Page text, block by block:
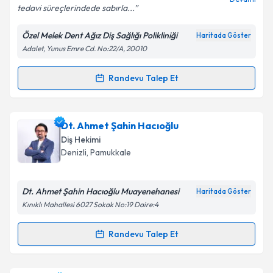
Kişisel verilerimin işlenmesine ilişkin
Aydınlatma
Metni'ni okudum ve kişisel verilerimin belirtilen
kapsamda işlenmesini kabul ediyorum.
tedavi süreçlerindede sabırla...
Özel Melek Dent Ağız Diş Sağlığı Polikliniği Haritada Göster
Adalet, Yunus Emre Cd. No:22/A, 20010
Randevu Talep Et
Randevu Takvimi Talebi
Dt. Melek Çoban Göçtüiçin randevu takvimi talebi
oluşturun. Size bu uzmandan randevu almanız için bir
takvim hazırlandığında e-posta ile bilgilendireceğiz.
Kişisel verilerimin işlenmesine ilişkin
Metni'ni okudum ve kişisel verilerimin belirtilen
Dt. Ahmet Şahin Hacıoğlu
Diş Hekimi
Denizli, Pamukkale
Dt. Ahmet Şahin Hacıoğlu Muayenehanesi Haritada Göster
Kınıklı Mahallesi 6027 Sokak No:19 Daire:4
Randevu Talep Et
Randevu Takvimi Talebi